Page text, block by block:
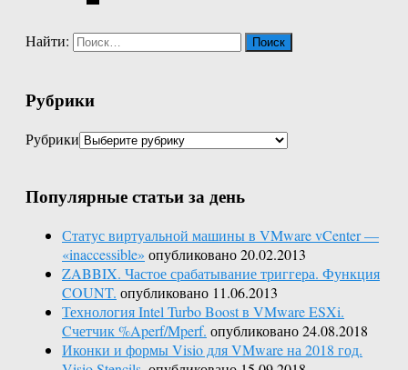
Найти:
Рубрики
Рубрики
Популярные статьи за день
Статус виртуальной машины в VMware vCenter —
«inaccessible» опубликовано 20.02.2013
ZABBIX. Частое срабатывание триггера. Функция
COUNT. опубликовано 11.06.2013
Технология Intel Turbo Boost в VMware ESXi.
Cчетчик %Aperf/Mperf. опубликовано 24.08.2018
Иконки и формы Visio для VMware на 2018 год.